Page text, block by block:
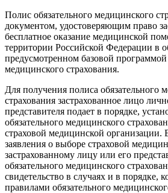
Полис обязательного медицинского
документом, удостоверяющим право
бесплатное оказание медицинской
территории Российской Федерации в
предусмотренном базовой программой
медицинского страхования.
Для получения полиса обязательного
страхования застрахованное лицо
представителя подает в порядке,
обязательного медицинского
страховой медицинской организации.
заявления о выборе страховой
застрахованному лицу или его
обязательного медицинского
свидетельство в случаях и в порядке,
правилами обязательного